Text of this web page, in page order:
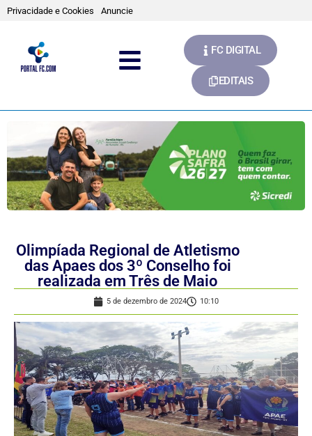
Privacidade e Cookies Anuncie
FC DIGITAL
EDITAIS
Olimpíada Regional de Atletismo
das Apaes dos 3º Conselho foi
realizada em Três de Maio
5 de dezembro de 2024 10:10